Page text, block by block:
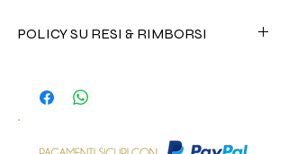
POLICY SU RESI & RIMBORSI
Tutta l'oggettistica può invece essere
sostituita in caso di danneggiamento
durante trasporto inviando un messaggio